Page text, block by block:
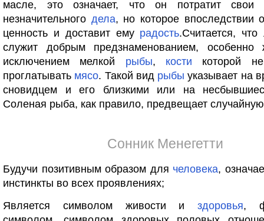
масле, это означает, что он потратит свои
незначительного дела, но которое впоследствии
ценность и доставит ему радость.Считается,
служит добрым предзнаменованием, особенно
исключением мелкой рыбы, кости которой
проглатывать мясо. Такой вид рыбы указывает на
сновидцем и его близкими или на
Соленая рыба, как правило, предвещает
Сонник Менегетти
Будучи позитивным образом для человека,
инстинкты во всех проявлениях;
Является символом живости издоровья,